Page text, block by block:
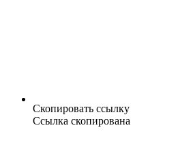
Скопировать ссылку
Ссылка скопирована